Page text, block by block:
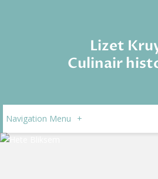
Lizet
Culinair
Navigation Menu +